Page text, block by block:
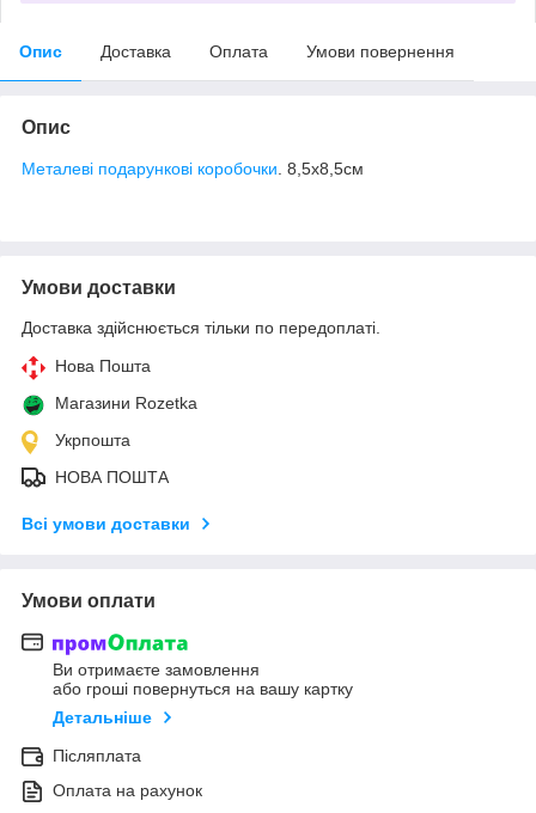
Опис Доставка Оплата Умови повернення
Опис
Металеві подарункові коробочки . 8,5х8,5см
Умови доставки
Доставка здійснюється тільки по передоплаті.
Нова Пошта
Магазини Rozetka
Укрпошта
НОВА ПОШТА
Всі умови доставки
Умови оплати
Ви отримаєте замовлення
або гроші повернуться на вашу картку
Детальніше
Післяплата
Оплата на рахунок